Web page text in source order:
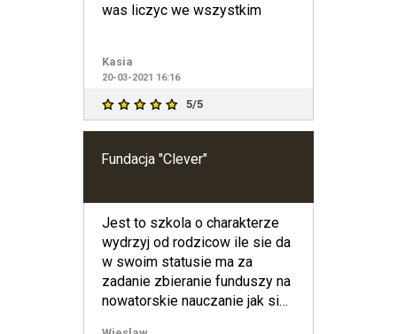
was liczyc we wszystkim
Kasia
20-03-2021 16:16
5/5
Fundacja "Clever"
Jest to szkola o charakterze
wydrzyj od rodzicow ile sie da
w swoim statusie ma za
zadanie zbieranie funduszy na
nowatorskie nauczanie jak sie